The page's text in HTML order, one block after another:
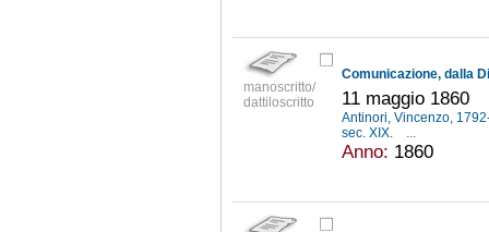
manoscritto/
dattiloscritto
11 maggio 1860
Antinori, Vincenzo,
sec. XIX.
...
Anno: 1860